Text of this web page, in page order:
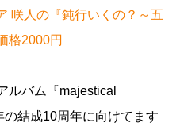
咲人の『鈍行いくの？～五
格2000円
ルバム『majestical
結成10周年に向けてます